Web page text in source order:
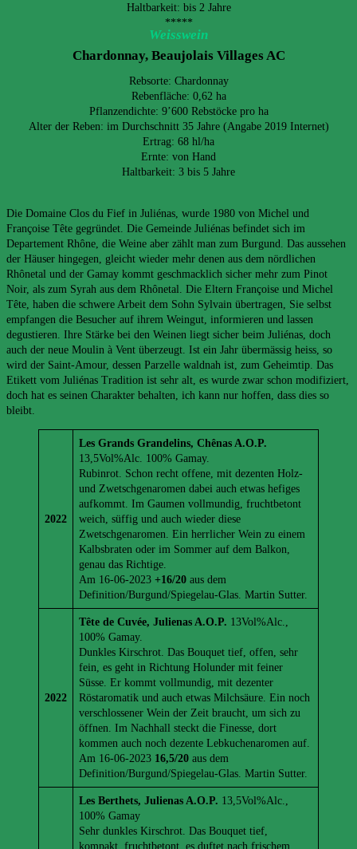
Haltbarkeit: bis 2 Jahre
*****
Weisswein
Chardonnay, Beaujolais Villages AC
Rebsorte: Chardonnay
Rebenfläche: 0,62 ha
Pflanzendichte: 9’600 Rebstöcke pro ha
Alter der Reben: im Durchschnitt 35 Jahre (Angabe 2019 Internet)
Ertrag: 68 hl/ha
Ernte: von Hand
Haltbarkeit: 3 bis 5 Jahre
Die Domaine Clos du Fief in Juliénas, wurde 1980 von Michel und
Françoise Tête gegründet. Die Gemeinde Juliénas befindet sich im
Departement Rhône, die Weine aber zählt man zum Burgund. Das aussehen
der Häuser hingegen, gleicht wieder mehr denen aus dem nördlichen
Rhônetal und der Gamay kommt geschmacklich sicher mehr zum Pinot
Noir, als zum Syrah aus dem Rhônetal. Die Eltern Françoise und Michel
Tête, haben die schwere Arbeit dem Sohn Sylvain übertragen, Sie selbst
empfangen die Besucher auf ihrem Weingut, informieren und lassen
degustieren. Ihre Stärke bei den Weinen liegt sicher beim Juliénas, doch
auch der neue Moulin à Vent überzeugt. Ist ein Jahr übermässig heiss, so
wird der Saint-Amour, dessen Parzelle waldnah ist, zum Geheimtip. Das
Etikett vom Juliénas Tradition ist sehr alt, es wurde zwar schon modifiziert,
doch hat es seinen Charakter behalten, ich kann nur hoffen, dass dies so
bleibt.
2022
Les Grands Grandelins, Chênas A.O.P.
13,5Vol%Alc. 100% Gamay.
Rubinrot. Schon recht offene, mit dezenten Holz-
und Zwetschgenaromen dabei auch etwas hefiges
aufkommt. Im Gaumen vollmundig, fruchtbetont
weich, süffig und auch wieder diese
Zwetschgenaromen. Ein herrlicher Wein zu einem
Kalbsbraten oder im Sommer auf dem Balkon,
genau das Richtige.
Am 16-06-2023 +16/20 aus dem
Definition/Burgund/Spiegelau-Glas. Martin Sutter.
2022
Tête de Cuvée, Julienas A.O.P. 13Vol%Alc.,
100% Gamay.
Dunkles Kirschrot. Das Bouquet tief, offen, sehr
fein, es geht in Richtung Holunder mit feiner
Süsse. Er kommt vollmundig, mit dezenter
Röstaromatik und auch etwas Milchsäure. Ein noch
verschlossener Wein der Zeit braucht, um sich zu
öffnen. Im Nachhall steckt die Finesse, dort
kommen auch noch dezente Lebkuchenaromen auf.
Am 16-06-2023 16,5/20 aus dem
Definition/Burgund/Spiegelau-Glas. Martin Sutter.
Les Berthets, Julienas A.O.P. 13,5Vol%Alc.,
100% Gamay
Sehr dunkles Kirschrot. Das Bouquet tief,
kompakt, fruchtbetont, es duftet nach frischem